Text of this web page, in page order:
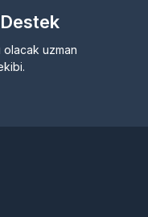
olacak uzman